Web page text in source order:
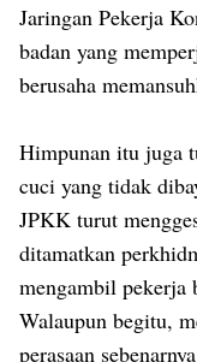
Jaringan Pekerja
badan yang
berusaha
Himpunan itu juga
cuci yang tidak
JPKK turut
ditamatkan
mengambil pekerja
Walaupun begitu,
perasaan